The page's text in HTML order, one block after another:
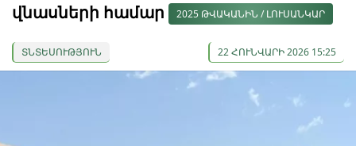
վնասների համար
2025 ԹՎԱԿԱՆԻՆ / ԼՈՒՍԱՆԿԱՐ
ՏՆՏԵՍՈՒԹՅՈՒՆ 22 ՀՈՒՆՎԱՐԻ 2026 15:25